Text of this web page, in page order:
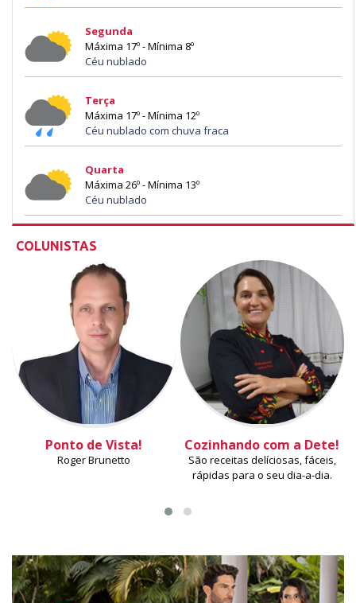
Segunda
Máxima 17º - Mínima 8º
Céu nublado
Terça
Máxima 17º - Mínima 12º
Céu nublado com chuva fraca
Quarta
Máxima 26º - Mínima 13º
Céu nublado
COLUNISTAS
Ponto de Vista!
Roger Brunetto
Cozinhando com a Dete!
São receitas delíciosas, fáceis,
rápidas para o seu dia-a-dia.